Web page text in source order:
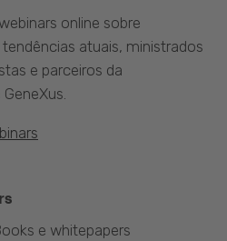
online sobre
atuais, ministrados
e parceiros da
e whitepapers